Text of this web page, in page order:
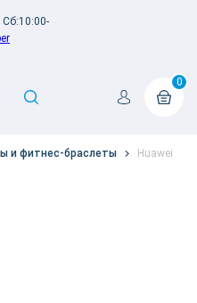
Сб:10:00-
0
и фитнес-браслеты Huawei